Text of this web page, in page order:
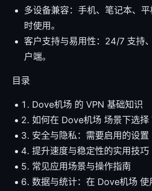
多设备兼容：手机、笔记本、
时使用。
客户支持与易用性：24/7 支持
户端。
目录
Dove机场 的 VPN 基础知识
如何在 Dove机场 场景下选择
安全与隐私：需要启用的设置
提升速度与稳定性的实用技巧
常见应用场景与操作指南
数据与统计：在 Dove机场 使